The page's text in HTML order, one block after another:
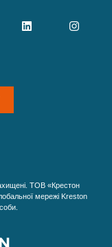
ТОВ «Крестон
мережі Kreston